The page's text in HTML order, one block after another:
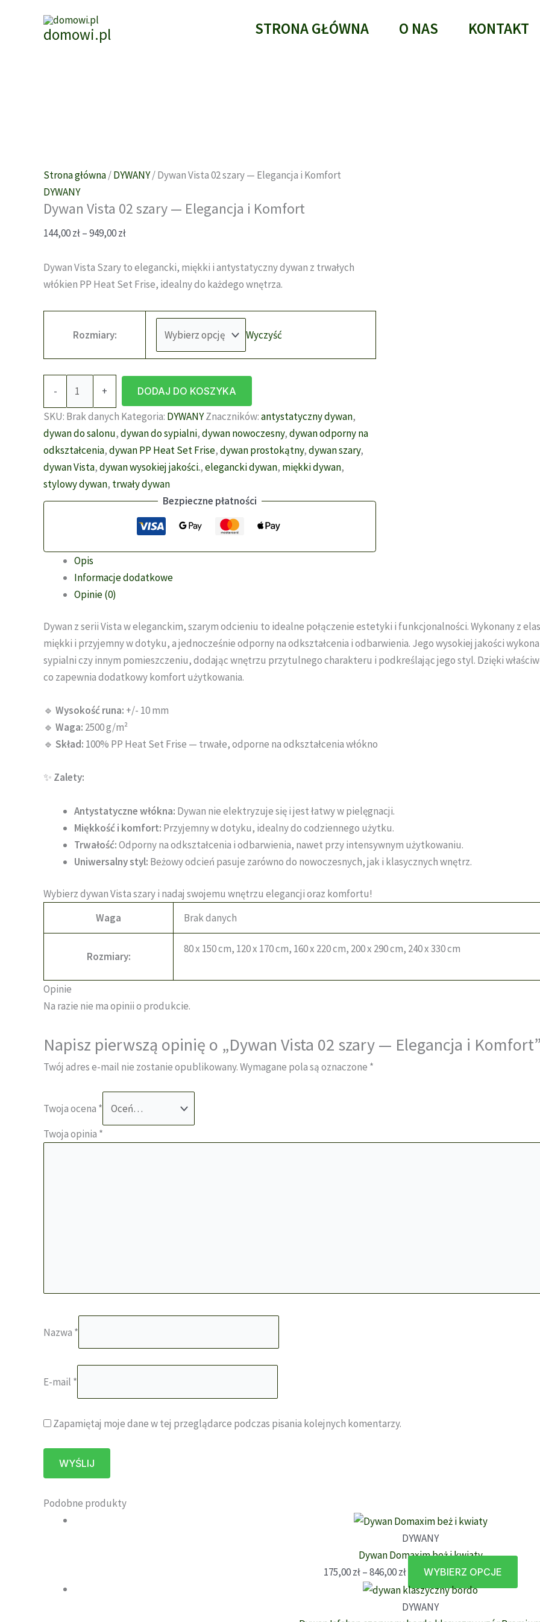
domowi.pl STRONA GŁÓWNA O NAS KONTAKT
Strona główna/DYWANY/ Dywan Vista 02 szary — Elegancja i Komfort
DYWANY
Dywan Vista 02 szary — Elegancja i Komfort
144,00zł–949,00złZakres
od
144,00 zł
949,00 zł
Dywan Vista Szary to elegancki, miękki i antystatyczny dywan z trwałych
włókien PP Heat Set Frise, idealny do każdego wnętrza.
Rozmiary: Wyczyść
-
Vista
02
szary
—
Elegancja
i
+ DODAJ DO KOSZYKA
SKU: Brak danych Kategoria: DYWANYZnaczników:antystatyczny dywan,
dywan do salonu,dywan do sypialni,dywan nowoczesny,dywan odporny na
odkształcenia,dywan PP Heat Set Frise,dywan prostokątny,dywan szary,
dywan Vista,dywan wysokiej jakości.,elegancki dywan, miękki dywan,
stylowy dywan, trwały dywan
Bezpieczne płatności
Opis
Informacje dodatkowe
Opinie (0)
Dywan z serii Vista w eleganckim, szarym odcieniu to idealne połączenie estetyki i funkcjonalności. Wykonany z
miękki i przyjemny w dotyku, a jednocześnie odporny na odkształcenia i odbarwienia. Jego wysokiej jakości
sypialni czy innym pomieszczeniu, dodając wnętrzu przytulnego charakteru i podkreślając jego styl. Dzięki
co zapewnia dodatkowy komfort użytkowania.
🔹 Wysokość runa: +/- 10 mm
🔹 Waga: 2500 g/m²
🔹 Skład: 100% PP Heat Set Frise — trwałe, odporne na odkształcenia włókno
✨ Zalety:
Antystatyczne włókna: Dywan nie elektryzuje się i jest łatwy w pielęgnacji.
Miękkość i komfort: Przyjemny w dotyku, idealny do codziennego użytku.
Trwałość:Odporny na odkształcenia i odbarwienia, nawet przy intensywnym użytkowaniu.
Uniwersalny styl: Beżowy odcień pasuje zarówno do nowoczesnych, jak i klasycznych wnętrz.
Wybierz dywan Vista szary i nadaj swojemu wnętrzu elegancji oraz komfortu!
Waga
Brak danych
Rozmiary:
80 x 150 cm, 120 x 170 cm, 160 x 220 cm, 200 x 290 cm, 240 x 330 cm
Opinie
Na razie nie ma opinii o produkcie.
Napisz pierwszą opinię o „Dywan Vista 02 szary — Elegancja i
Twój adres e-mail nie zostanie opublikowany.Wymagane pola są oznaczone *
Twoja ocena *
Twoja opinia *
Nazwa *
E-mail *
Zapamiętaj moje dane w tej przeglądarce podczas pisania kolejnych komentarzy.
Podobne produkty
DYWANY
Dywan Domaxim beż i kwiaty
175,00zł –846,00złZakres
cen:
od
WYBIERZ OPCJE
DYWANY